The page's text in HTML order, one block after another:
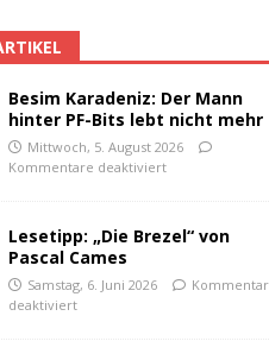
Besim Karadeniz: Der Mann
hinter PF-Bits lebt nicht mehr
Mittwoch, 5. August 2026
Kommentare deaktiviert
Lesetipp: „Die Brezel“ von
Pascal Cames
Samstag, 6. Juni 2026
deaktiviert